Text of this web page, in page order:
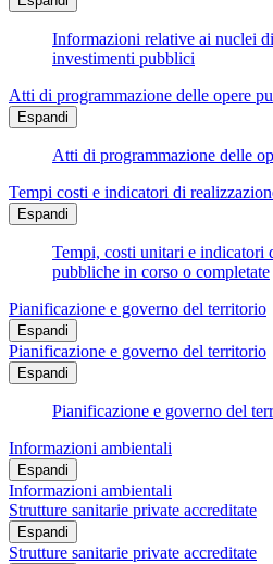
Informazioni relative ai nuclei
investimenti pubblici
Atti di programmazione delle opere
Espandi
Atti di programmazione delle
Tempi costi e indicatori di
Espandi
Tempi, costi unitari e indicatori
pubbliche in corso o completate
Pianificazione e governo del territorio
Espandi
Pianificazione e governo del territorio
Espandi
Pianificazione e governo del
Informazioni ambientali
Espandi
Informazioni ambientali
Strutture sanitarie private accreditate
Espandi
Strutture sanitarie private accreditate